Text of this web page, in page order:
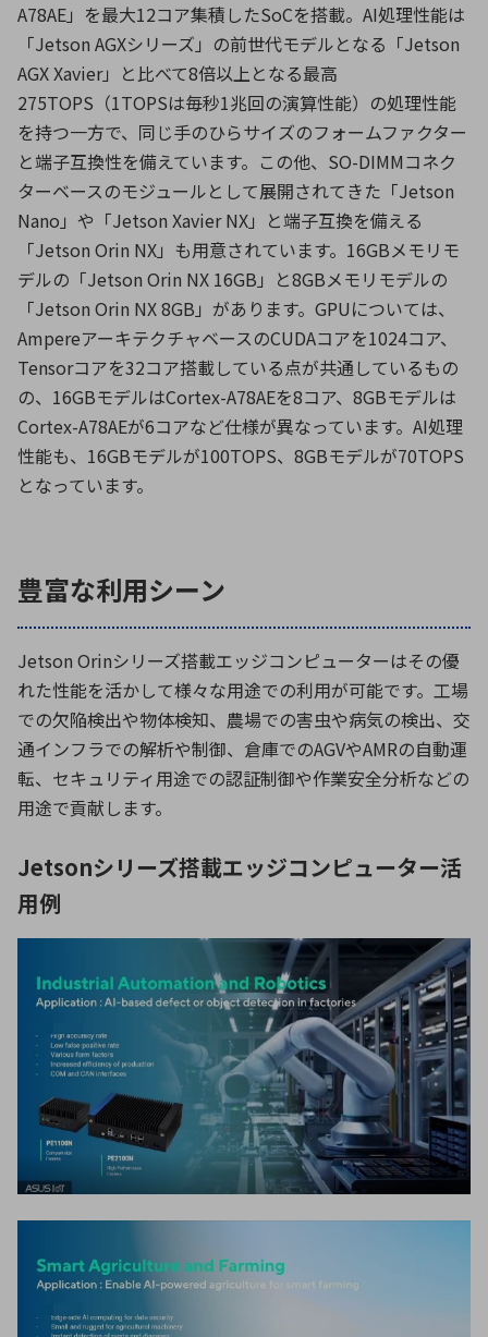
A78AE」を最大12コア集積したSoCを搭載。AI処理性能は
「Jetson AGXシリーズ」の前世代モデルとなる「Jetson
AGX Xavier」と比べて8倍以上となる最高
275TOPS（1TOPSは毎秒1兆回の演算性能）の処理性能
を持つ一方で、同じ手のひらサイズのフォームファクター
と端子互換性を備えています。この他、SO-DIMMコネク
ターベースのモジュールとして展開されてきた「Jetson
Nano」や「Jetson Xavier NX」と端子互換を備える
「Jetson Orin NX」も用意されています。16GBメモリモ
デルの「Jetson Orin NX 16GB」と8GBメモリモデルの
「Jetson Orin NX 8GB」があります。GPUについては、
AmpereアーキテクチャベースのCUDAコアを1024コア、
Tensorコアを32コア搭載している点が共通しているもの
の、16GBモデルはCortex-A78AEを8コア、8GBモデルは
Cortex-A78AEが6コアなど仕様が異なっています。AI処理
性能も、16GBモデルが100TOPS、8GBモデルが70TOPS
となっています。
豊富な利用シーン
Jetson Orinシリーズ搭載エッジコンピューターはその優
れた性能を活かして様々な用途での利用が可能です。工場
での欠陥検出や物体検知、農場での害虫や病気の検出、交
通インフラでの解析や制御、倉庫でのAGVやAMRの自動運
転、セキュリティ用途での認証制御や作業安全分析などの
用途で貢献します。
Jetsonシリーズ搭載エッジコンピューター活
用例